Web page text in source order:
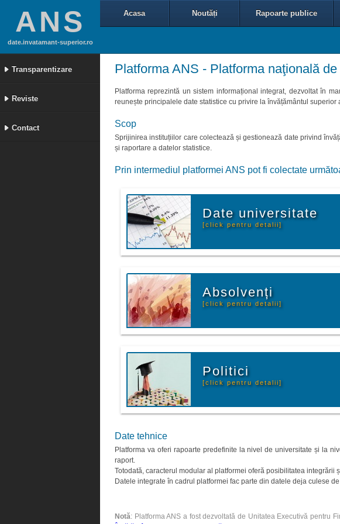
ANS
date.invatamant-superior.ro
Transparentizare
Reviste
Contact
Acasa Noutăți Rapoarte publice
Platforma ANS - Platforma naţională
Platforma reprezintă un sistem informațional integrat, dezvoltat în
reunește principalele date statistice cu privire la învățământul superior
Scop
Sprijinirea instituțiilor care colectează și gestionează date privind
și raportare a datelor statistice.
Prin intermediul platformei ANS pot fi colectate
Date universitate
[click pentru detalii]
Absolvenți
[click pentru detalii]
Politici
[click pentru detalii]
Date tehnice
Platforma va oferi rapoarte predefinite la nivel de universitate și la
raport.
Totodată, caracterul modular al platformei oferă posibilitatea
Datele integrate în cadrul platformei fac parte din datele deja culese
Notă: Platforma ANS a fost dezvoltată de Unitatea Executivă pentru